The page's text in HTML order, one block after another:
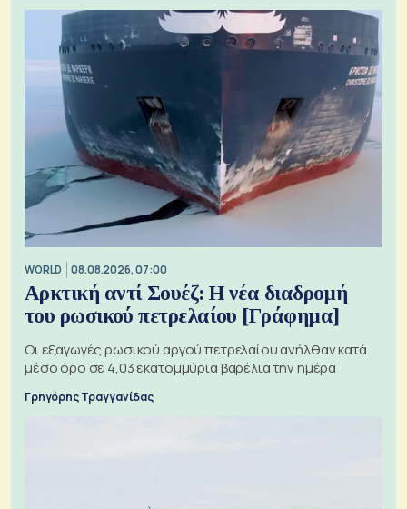
WORLD 08.08.2026, 07:00
Αρκτική αντί Σουέζ: Η νέα διαδρομή
του ρωσικού πετρελαίου [Γράφημα]
Οι εξαγωγές ρωσικού αργού πετρελαίου ανήλθαν κατά
μέσο όρο σε 4,03 εκατομμύρια βαρέλια την ημέρα
Γρηγόρης Τραγγανίδας